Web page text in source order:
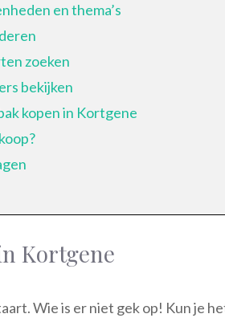
en thema’s
zoeken
bekijken
kopen in Kortgene
Kortgene
Wie is er niet gek op! Kun je